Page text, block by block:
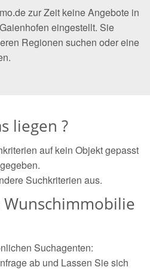
zur Zeit keine Angebote in
eingestellt. Sie
Regionen suchen oder eine
liegen ?
auf kein Objekt gepasst
Suchkriterien aus.
Wunschimmobilie
Suchagenten:
ab und Lassen Sie sich